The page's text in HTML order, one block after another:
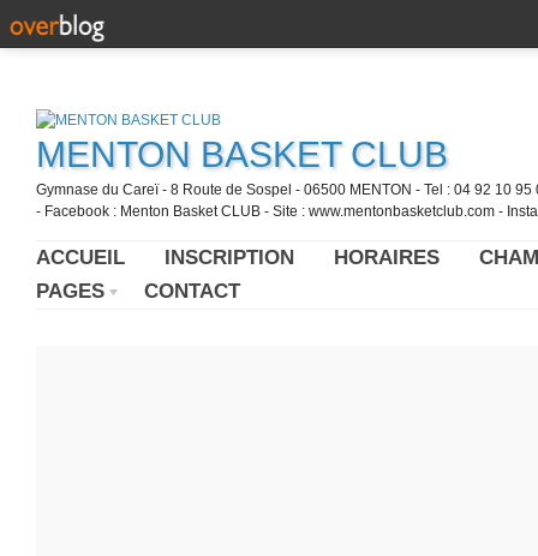
MENTON BASKET CLUB
Gymnase du Careï - 8 Route de Sospel - 06500 MENTON - Tel : 04 92 10
- Facebook : Menton Basket CLUB - Site : www.mentonbasketclub.com -
ACCUEIL INSCRIPTION HORAIRES
PAGES
CONTACT